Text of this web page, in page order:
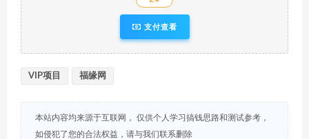
支付查看
VIP项目 福缘网
本站内容均来源于互联网， 仅供个人学习搞钱思路和测试参考，
如侵犯了您的合法权益，请与我们联系删除